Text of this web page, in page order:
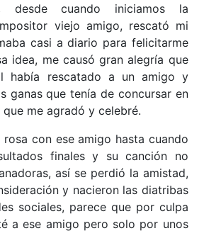
desde cuando iniciamos la
viejo amigo, rescató mi
casi a diario para felicitarme
idea, me causó gran alegría que
había rescatado a un amigo y
ganas que tenía de concursar en
me agradó y celebré.
con ese amigo hasta cuando
finales y su canción no
así se perdió la amistad,
y nacieron las diatribas
sociales, parece que por culpa
a ese amigo pero solo por unos